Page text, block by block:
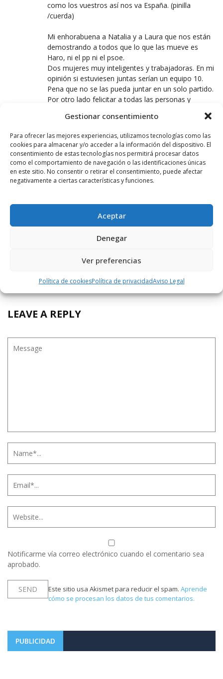
Gestionar consentimiento
Para ofrecer las mejores experiencias, utilizamos tecnologías como las
cookies para almacenar y/o acceder a la información del dispositivo. El
consentimiento de estas tecnologías nos permitirá procesar datos
como el comportamiento de navegación o las identificaciones únicas
en este sitio. No consentir o retirar el consentimiento, puede afectar
negativamente a ciertas características y funciones.
Aceptar
Denegar
Ver preferencias
Política de cookiesPolítica de privacidadAviso Legal
como los vuestros así nos va España. (pinilla
/cuerda)
Mi enhorabuena a Natalia y a Laura que nos están
demostrando a todos que lo que las mueve es
Haro, ni el pp ni el psoe.
Dos mujeres muy inteligentes y trabajadoras. En mi
opinión si estuviesen juntas serían un equipo 10.
Pena que no se las pueda juntar en un solo partido.
Por otro lado felicitar a todas las personas y
y en especial a las familias Muga y Heredia, por dar
de nuevo una lección de jarrerismo.
Para concluir seguro que Lidia no fue por algo
justificado.
ZACO
puede hacer algo.
Si esperabas que los demás ivan a hacer algo, ya lo
has comprobado, postureo, fotos etc.
el Ayuntamiento pueda solucionar el problema.
domingos.
LEAVE A REPLY
Notificarme vía correo electrónico cuando el comentario sea
aprobado.
Este sitio usa Akismet para reducir el spam. Aprende
cómo se procesan los datos de tus comentarios.
PUBLICIDAD